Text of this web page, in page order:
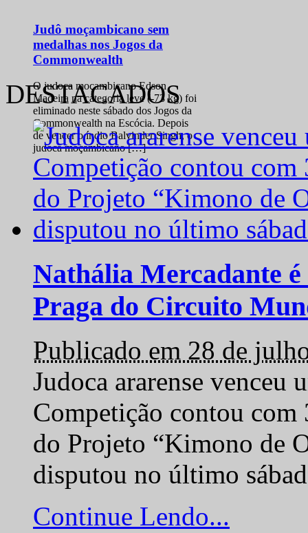
Judô moçambicano sem
medalhas nos Jogos da
Commonwealth
O judoca moçambicano Edson
Madeira na categoria leve (-73 kg) foi
eliminado neste sábado dos Jogos da
Commonwealth na Escócia. Depois
de vencer o índio Balvinder Singh, o
judoca moçambicano […]
DESTACADOS
Nathália Mercadante
Praga do Circuito
Publicado em 28 de
Judoca ararense venceu
Competição contou com
do Projeto “Kimono de
disputou no último
Continue Lendo...